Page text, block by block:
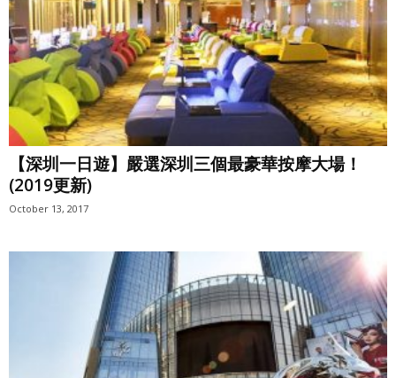
【深圳一日遊】嚴選深圳三個最豪華按摩大場！
(2019更新)
October 13, 2017